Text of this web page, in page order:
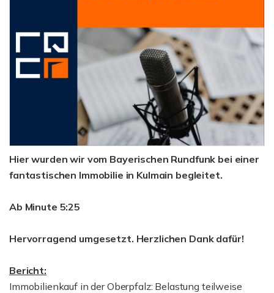
Hier wurden wir vom Bayerischen Rundfunk bei einer
fantastischen Immobilie in Kulmain begleitet.
Ab Minute 5:25
Hervorragend umgesetzt. Herzlichen Dank dafür!
Bericht:
Immobilienkauf in der Oberpfalz: Belastung teilweise